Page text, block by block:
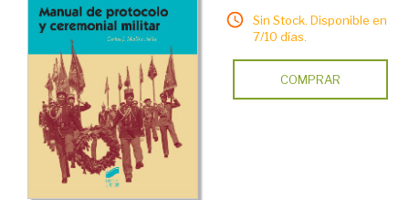
Sin Stock. Disponible en
7/10 días.
COMPRAR